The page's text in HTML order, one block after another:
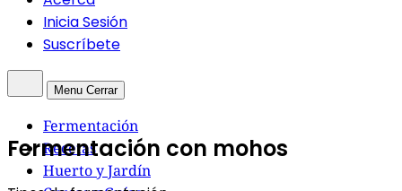
Inicia Sesión
Suscríbete
Menu Cerrar
Fermentación
Recetas
Huerto y Jardín
Fermentación con mohos